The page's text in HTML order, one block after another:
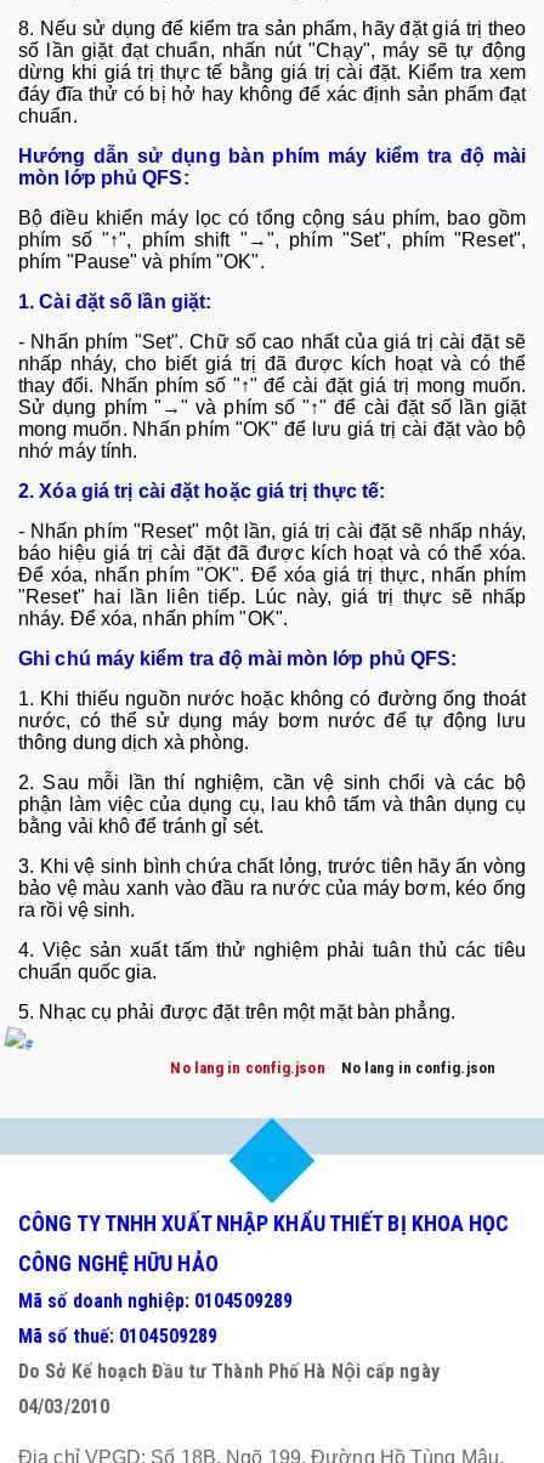
8. Nếu sử dụng để kiểm tra sản phẩm, hãy đặt giá trị theo
số lần giặt đạt chuẩn, nhấn nút "Chạy", máy sẽ tự động
dừng khi giá trị thực tế bằng giá trị cài đặt. Kiểm tra xem
đáy đĩa thử có bị hở hay không để xác định sản phẩm đạt
chuẩn.
Hướng dẫn sử dụng bàn phím máy kiểm tra độ mài
mòn lớp phủ QFS:
Bộ điều khiển máy l ọc có tổng cộng sáu phím, bao gồm
phím số "↑", phím shift "→", phím "Set", phím "Reset",
phím "Pause" và phím "OK".
1. Cài đặt số lần giặt:
- Nhấn phím "Set". Chữ số cao nhất của giá trị cài đặt sẽ
nhấp nháy, cho biết giá trị đã được kích hoạt và có thể
thay đổi. Nhấn phím số "↑" để cài đặt giá trị mong muốn.
Sử dụng phím "→" và phím số "↑" để cài đặt số lần giặt
mong muốn. Nhấn phím "OK" để lưu giá trị cài đặt vào bộ
nhớ máy tính.
2. Xóa giá trị cài đặt hoặc giá trị thực tế:
- Nhấn phím "Reset" một lần, giá trị cài đặt sẽ nhấp nháy,
báo hiệu giá trị cài đặt đã được kích hoạt và có thể xóa.
Để xóa, nhấn phím "OK". Để xóa giá trị thực, nhấn phím
"Reset" hai lần liên tiếp. Lúc này, giá trị thực sẽ nhấp
nháy. Để xóa, nhấn phím "OK".
Ghi chú máy kiểm tra độ mài mòn lớp phủ QFS:
1. Khi thiếu nguồn nước hoặc không có đường ống thoát
nước, có thể sử dụng máy bơm nước để tự động lưu
thông dung dịch xà phòng.
2. Sau mỗi lần thí nghiệm, cần vệ sinh chổi và các bộ
phận l àm việc của dụng cụ, lau khô tấm và thân dụng cụ
bằng vải khô để tránh gỉ sét.
3. Khi vệ sinh bình chứa chất lỏng, trước tiên hãyấn vòng
bảo vệ màu xanh vào đầu ra nước của máy bơm, kéo ống
ra rồi vệ sinh.
4. Việc sản xuất tấm thử nghiệm phải tuân thủ các tiêu
chuẩn quốc gia.
5. Nhạc cụ phải được đặt trên một mặt bàn phẳng.
No lang in config.json No lang in config.json
CÔNG TY TNHH XUẤT NHẬP KHẨU THIẾT BỊ KHOA HỌC
CÔNG NGHỆ HỮU HẢO
Mã số doanh nghiệp: 0104509289
Mã số thuế: 0104509289
Do Sở Kế hoạch Đầu tư Thành Phố Hà Nội cấp ngày
04/03/2010
Địa chỉ VPGD: Số 18B, Ngõ 199, Đường Hồ Tùng Mậu,